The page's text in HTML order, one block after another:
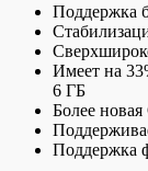
Поддержка
Имеет на
6 ГБ
Более
Поддержка